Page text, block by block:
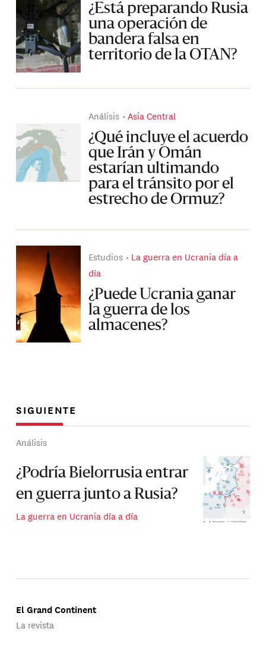
¿Está preparando Rusia
una operación de
bandera falsa en
territorio de la OTAN?
Análisis Asia Central
¿Qué incluye el acuerdo
que Irán y Omán
estarían ultimando
para el tránsito por el
estrecho de Ormuz?
Estudios
La guerra en Ucrania día a
día
¿Puede Ucrania ganar
la guerra de los
almacenes?
SIGUIENTE
Análisis
¿Podría Bielorrusia entrar
en guerra junto a Rusia?
La guerra en Ucrania día a día
El Grand Continent
La revista